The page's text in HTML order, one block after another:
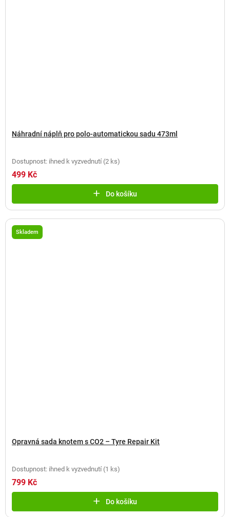
Náhradní náplň pro polo-automatickou sadu 473ml
Dostupnost: ihned k vyzvednutí (2 ks)
499 Kč
Do košíku
Skladem
Opravná sada knotem s CO2 – Tyre Repair Kit
Dostupnost: ihned k vyzvednutí (1 ks)
799 Kč
Do košíku